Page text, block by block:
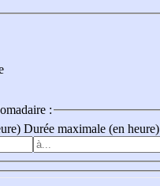
:
Durée maximale (en heure)